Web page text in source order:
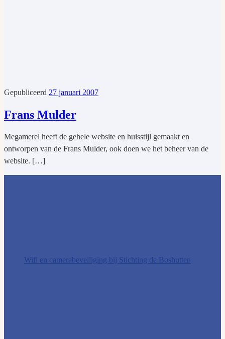
Gepubliceerd 27 januari 2007
Frans Mulder
Megamerel heeft de gehele website en huisstijl gemaakt en
ontworpen van de Frans Mulder, ook doen we het beheer van de
website. […]
Wifi en camerabeveiliging bij Stichting de Boshutten